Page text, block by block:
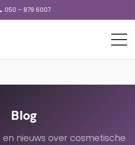
050 – 879 6007
Blog
en nieuws over cosmetische